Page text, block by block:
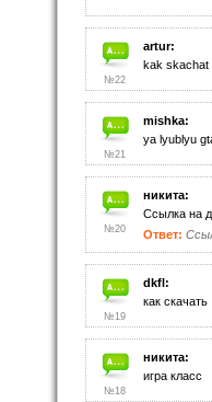
artur:
kak skachat
№22
mishka:
ya lyublyu
№21
никита:
Ссылка на
Ответ:
№20
dkfl:
как скачать
№19
никита:
игра класс
№18